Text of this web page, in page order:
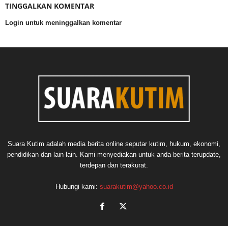
TINGGALKAN KOMENTAR
Login untuk meninggalkan komentar
Suara Kutim adalah media berita online seputar kutim, hukum, ekonomi,
pendidikan dan lain-lain. Kami menyediakan untuk anda berita terupdate,
terdepan dan terakurat.
Hubungi kami: suarakutim@yahoo.co.id